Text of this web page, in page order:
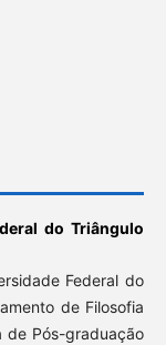
do Triângulo
Federal do
de Filosofia
de Pós-graduação